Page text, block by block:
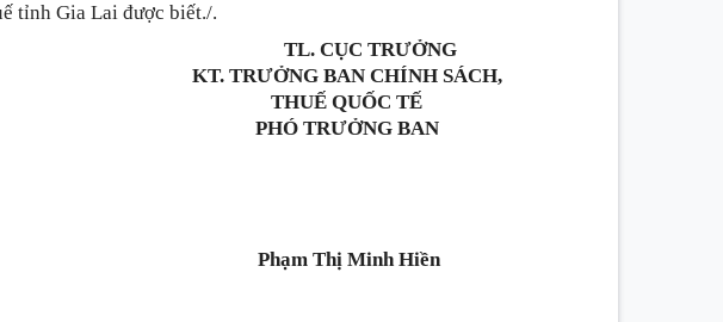
tỉnh Gia Lai được biết./.
TL. CỤC TRƯỞNG
KT. TRƯỞNG BAN CHÍNH SÁCH,
THUẾ QUỐC TẾ
PHÓ TRƯỞNG BAN
Phạm Thị Minh Hiền